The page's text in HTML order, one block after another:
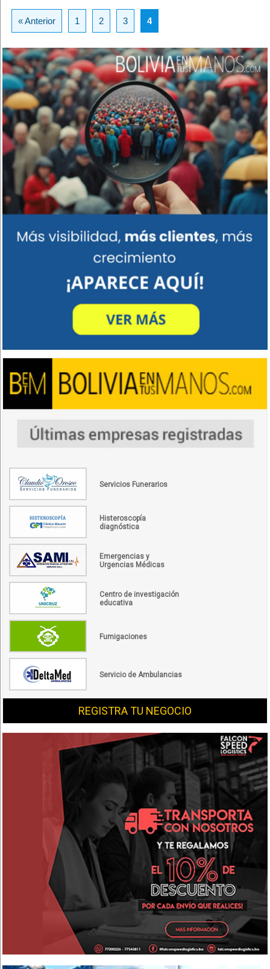
« Anterior 1 2 3 4
Servicios Funerarios
Histeroscopía
diagnóstica
Emergencias y
Urgencias Médicas
Centro de investigación
educativa
Fumigaciones
Servicio de Ambulancias
REGISTRA TU NEGOCIO